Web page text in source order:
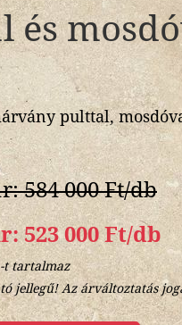
pulttal,
584 000 Ft/db
523 000 Ft/db
t tartalmaz
jellegű! Az árváltoztatás